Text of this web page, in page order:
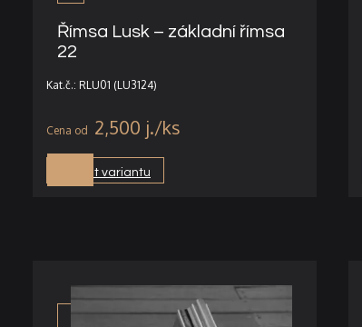
Římsa Lusk – základní římsa
22
Kat.č.: RLU01 (LU3124)
2,500 j.
Vybrat variantu